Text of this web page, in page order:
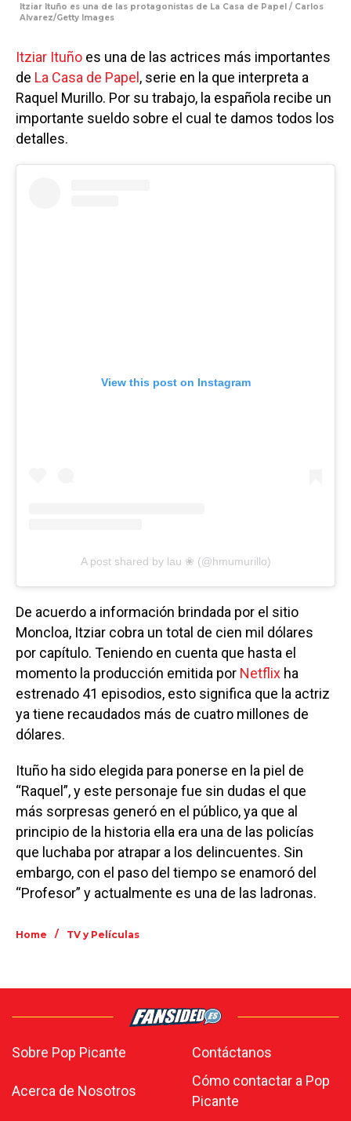
Itziar Ituño es una de las protagonistas de La Casa de Papel / Carlos
Alvarez/Getty Images
Itziar Ituño es una de las actrices más importantes
de La Casa de Papel, serie en la que interpreta a
Raquel Murillo. Por su trabajo, la española recibe un
importante sueldo sobre el cual te damos todos los
detalles.
View this post on Instagram
A post shared by lau ❀ (@hmumurillo)
De acuerdo a información brindada por el sitio
Moncloa, Itziar cobra un total de cien mil dólares
por capítulo. Teniendo en cuenta que hasta el
momento la producción emitida por Netflix ha
estrenado 41 episodios, esto significa que la actriz
ya tiene recaudados más de cuatro millones de
dólares.
Ituño ha sido elegida para ponerse en la piel de
“Raquel”, y este personaje fue sin dudas el que
más sorpresas generó en el público, ya que al
principio de la historia ella era una de las policías
que luchaba por atrapar a los delincuentes. Sin
embargo, con el paso del tiempo se enamoró del
“Profesor” y actualmente es una de las ladronas.
Home / TV y Películas
Sobre Pop Picante Contáctanos
Acerca de Nosotros
Cómo contactar a Pop
Picante